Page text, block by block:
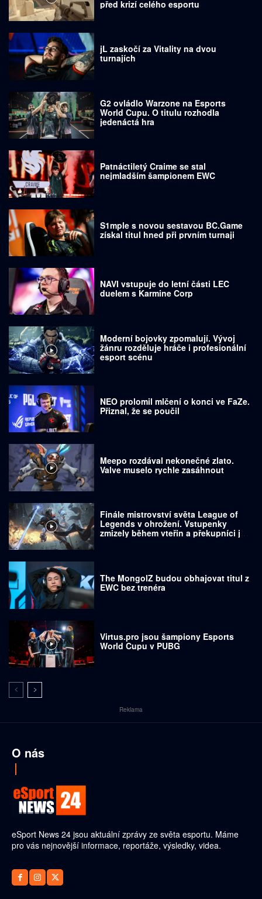
před krizí celého esportu
jL zaskočí za Vitality na dvou
turnajích
G2 ovládlo Warzone na Esports
World Cupu. O titulu rozhodla
jedenáctá hra
Patnáctiletý Craime se stal
nejmladším šampionem EWC
S1mple s novou sestavou BC.Game
získal titul hned při prvním turnaji
NAVI vstupuje do letní části LEC
duelem s Karmine Corp
Moderní bojovky zpomalují. Vývoj
žánru rozděluje hráče i profesionální
esport scénu
NEO prolomil mlčení o konci ve FaZe.
Přiznal, že se poučil
Meepo rozdával nekonečné zlato.
Valve muselo rychle zasáhnout
Finále mistrovství světa League of
Legends v ohrožení. Vstupenky
zmizely během vteřin a překupníci je
The MongolZ budou obhajovat titul z
EWC bez trenéra
Virtus.pro jsou šampiony Esports
World Cupu v PUBG
Reklama
O nás
eSport News 24 jsou aktuální zprávy ze světa esportu. Máme
pro vás nejnovější informace, reportáže, výsledky, videa.